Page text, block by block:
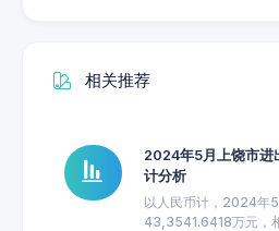
相关推荐
2024年5月上饶市进
计分析
以人民币计，2024年
43,3541.6418万元，